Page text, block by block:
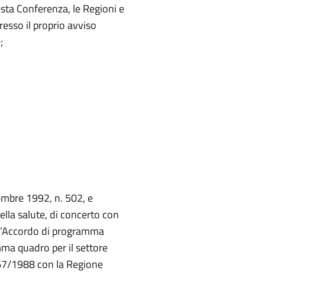
Conferenza, le Regioni e
il proprio avviso
1992, n. 502, e
salute, di concerto con
di programma
quadro per il settore
1988 con la Regione